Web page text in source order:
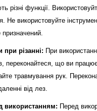
різні функції.
Не використовуйте
призначений.
при різанні: При
переконайтеся, що ви
травмування рук.
від лез.
використанням: Перед